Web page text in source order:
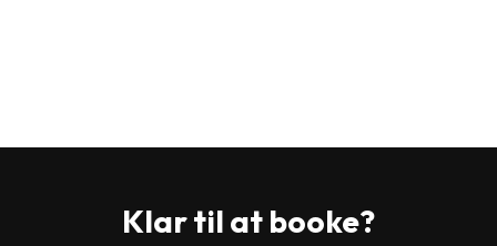
Klar til at booke?